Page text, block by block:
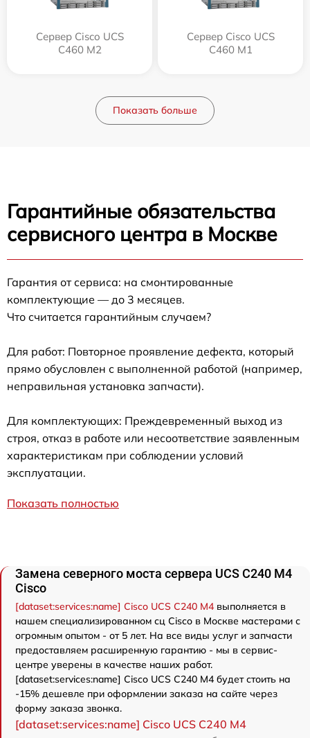
Сервер Cisco UCS
C460 M2
Сервер Cisco UCS
C460 M1
Показать больше
Гарантийные обязательства
сервисного центра в Москве
Гарантия от сервиса: на смонтированные
комплектующие — до 3 месяцев.
Что считается гарантийным случаем?
Для работ: Повторное проявление дефекта, который
прямо обусловлен с выполненной работой (например,
неправильная установка запчасти).
Для комплектующих: Преждевременный выход из
строя, отказ в работе или несоответствие заявленным
характеристикам при соблюдении условий
эксплуатации.
Показать полностью
Замена северного моста сервера UCS C240 M4
Cisco
[dataset:services:name] Cisco UCS C240 M4 выполняется в
нашем специализированном сц Cisco в Москве мастерами с
огромным опытом - от 5 лет. На все виды услуг и запчасти
предоставляем расширенную гарантию - мы в сервис-
центре уверены в качестве наших работ.
[dataset:services:name] Cisco UCS C240 M4 будет стоить на
-15% дешевле при оформлении заказа на сайте через
форму заказа звонка.
[dataset:services:name] Cisco UCS C240 M4